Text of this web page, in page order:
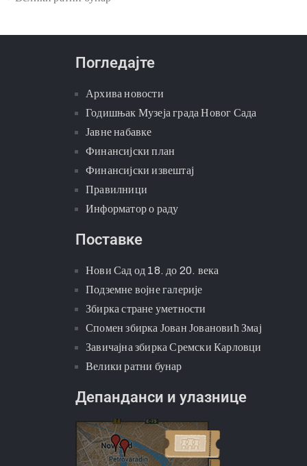
Погледајте
Архива новости
Годишњак Музеја града Новог Сада
Јавне набавке
Финансијски план
Финансијски извештај
Правилници
Поставке
Нови Сад од 18. до 20. века
Подземне војне галерије
Збирка стране уметности
Спомен збирка Јован Јовановић Змај
Завичајна збирка Сремски Карловци
Депанданси и улазнице